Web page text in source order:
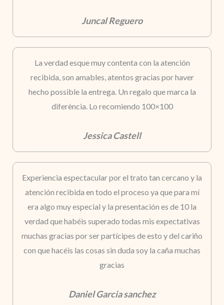
Juncal Reguero
La verdad esque muy contenta con la atención
recibida, son amables, atentos gracias por haver
hecho possible la entrega. Un regalo que marca la
diferència. Lo recomiendo 100×100
Jessica Castell
Experiencia espectacular por el trato tan cercano y la
atención recibida en todo el proceso ya que para mí
era algo muy especial y la presentación es de 10 la
verdad que habéis superado todas mis expectativas
muchas gracias por ser partícipes de esto y del cariño
con que hacéis las cosas sin duda soy la caña muchas
gracias
Daniel Garcia sanchez